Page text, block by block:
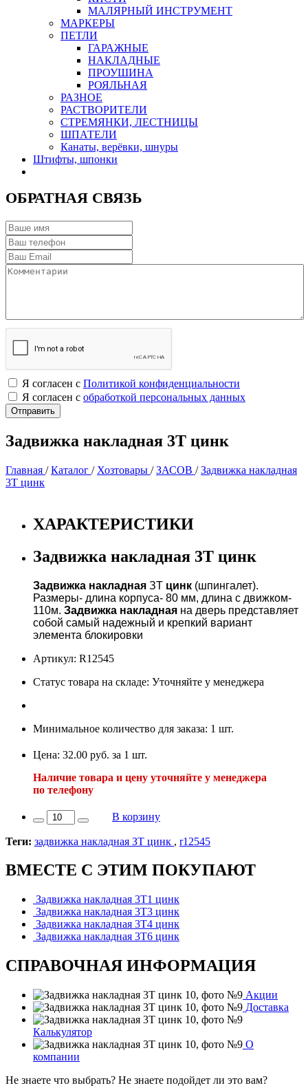
МАЛЯРНЫЙ ИНСТРУМЕНТ
МАРКЕРЫ
ПЕТЛИ
ГАРАЖНЫЕ
НАКЛАДНЫЕ
ПРОУШИНА
РОЯЛЬНАЯ
РАЗНОЕ
РАСТВОРИТЕЛИ
СТРЕМЯНКИ, ЛЕСТНИЦЫ
ШПАТЕЛИ
Канаты, верёвки, шнуры
Штифты, шпонки
ОБРАТНАЯ СВЯЗЬ
Я согласен с Политикой конфиденциальности
Я согласен с обработкой персональных данных
Задвижка накладная 3Т цинк
Главная /Каталог / Хозтовары /ЗАСОВ /Задвижка накладная
3Т цинк
ХАРАКТЕРИСТИКИ
Задвижка накладная 3Т цинк
Задвижка накладная ЗТ цинк (шпингалет).
Размеры- длина корпуса- 80 мм, длина с движком-
110м. Задвижка накладная на дверь представляет
собой самый надежный и крепкий вариант
элемента блокировки
Артикул: R12545
Статус товара на складе: Уточняйте у менеджера
Минимальное количество для заказа: 1 шт.
Цена: 32.00 руб. за 1 шт.
Наличие товара и цену уточняйте у менеджера
по телефону
В корзину
Теги: задвижка накладная ЗТ цинк , r12545
ВМЕСТЕ С ЭТИМ ПОКУПАЮТ
Задвижка накладная 3Т1 цинк
Задвижка накладная 3Т3 цинк
Задвижка накладная 3Т4 цинк
Задвижка накладная 3Т6 цинк
СПРАВОЧНАЯ ИНФОРМАЦИЯ
Акции
Доставка
Калькулятор
О
компании
Не знаете что выбрать? Не знаете подойдет ли это вам?